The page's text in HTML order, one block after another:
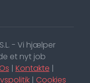
- Vi hjælper
et nyt job
| Kontakte |
| Cookies